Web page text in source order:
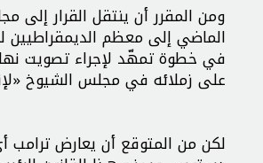
ومن المقرر أن ينتقل القرار
الماضي إلى معظم الديمقراطيين
في خطوة تمهّد لإجراء تصويت
على زملائه في مجلس الشيوخ